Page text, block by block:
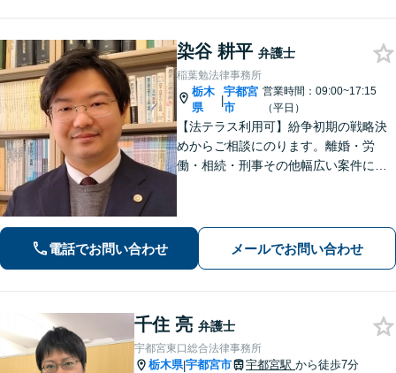
染谷 耕平 弁護士
稲葉勉法律事務所
栃木
県
|
宇都宮
市
営業時間：09:00~17:15
（平日）
【法テラス利用可】紛争初期の戦略決
めからご相談にのります。離婚・労
働・相続・刑事その他幅広い案件につ
電話でお問い合わせ メールでお問い合わせ
千住 亮 弁護士
宇都宮東口総合法律事務所
栃木県|宇都宮市 宇都宮駅 から徒歩7分